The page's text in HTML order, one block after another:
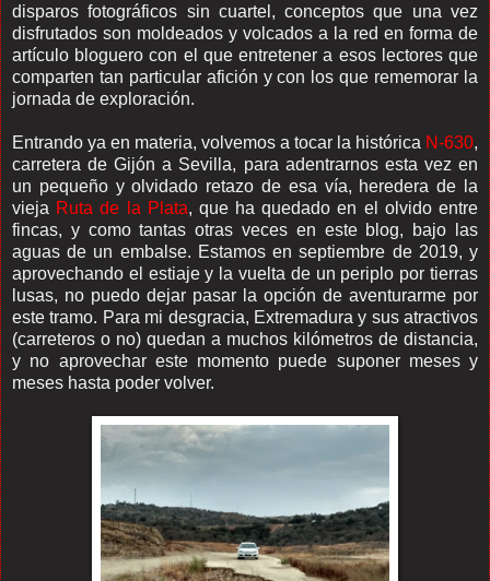
disparos fotográficos sin cuartel, conceptos que una vez
disfrutados son moldeados y volcados a la red en forma de
artículo bloguero con el que entretener a esos lectores que
comparten tan particular afición y con los que rememorar la
jornada de exploración.
Entrando ya en materia, volvemos a tocar la histórica N-630,
carretera de Gijón a Sevilla, para adentrarnos esta vez en
un pequeño y olvidado retazo de esa vía, heredera de la
vieja Ruta de la Plata, que ha quedado en el olvido entre
fincas, y como tantas otras veces en este blog, bajo las
aguas de un embalse. Estamos en septiembre de 2019, y
aprovechando el estiaje y la vuelta de un periplo por tierras
lusas, no puedo dejar pasar la opción de aventurarme por
este tramo. Para mi desgracia, Extremadura y sus atractivos
(carreteros o no) quedan a muchos kilómetros de distancia,
y no aprovechar este momento puede suponer meses y
meses hasta poder volver.